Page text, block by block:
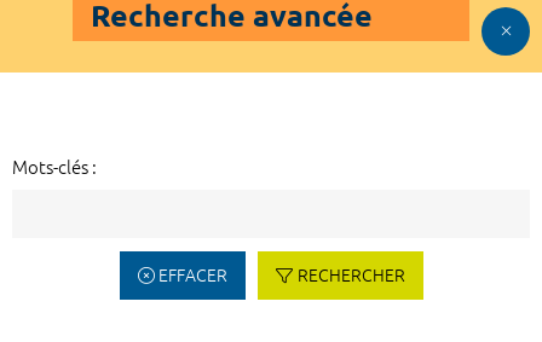
Recherche avancée
Mots-clés :
EFFACER RECHERCHER